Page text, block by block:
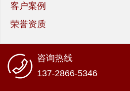
客户案例
荣誉资质
咨询热线
137-2866-5346